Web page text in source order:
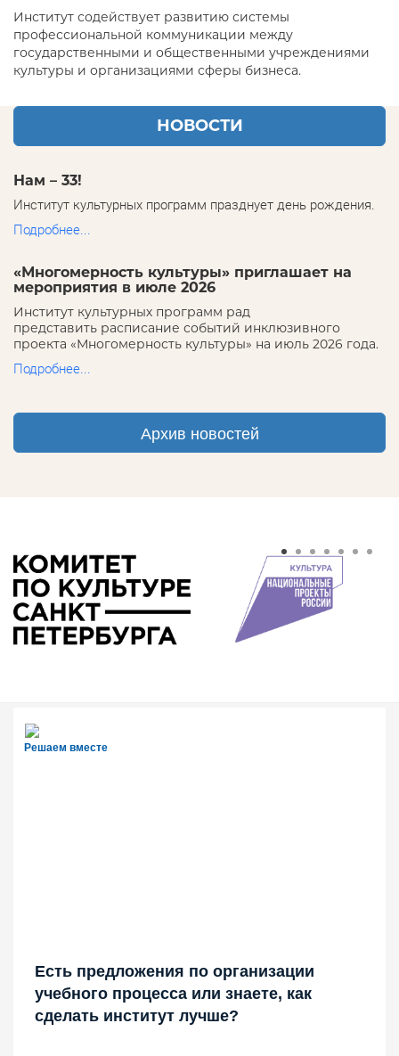
Институт содействует развитию системы
профессиональной коммуникации между
государственными и общественными учреждениями
культуры и организациями сферы бизнеса.
НОВОСТИ
Нам – 33!
Институт культурных программ празднует день рождения.
Подробнее...
«Многомерность культуры» приглашает на
мероприятия в июле 2026
Институт культурных программ рад
представить расписание событий инклюзивного
проекта «Многомерность культуры» на июль 2026 года.
Подробнее...
Архив новостей
Решаем вместе
Есть предложения по организации
учебного процесса или знаете, как
сделать институт лучше?